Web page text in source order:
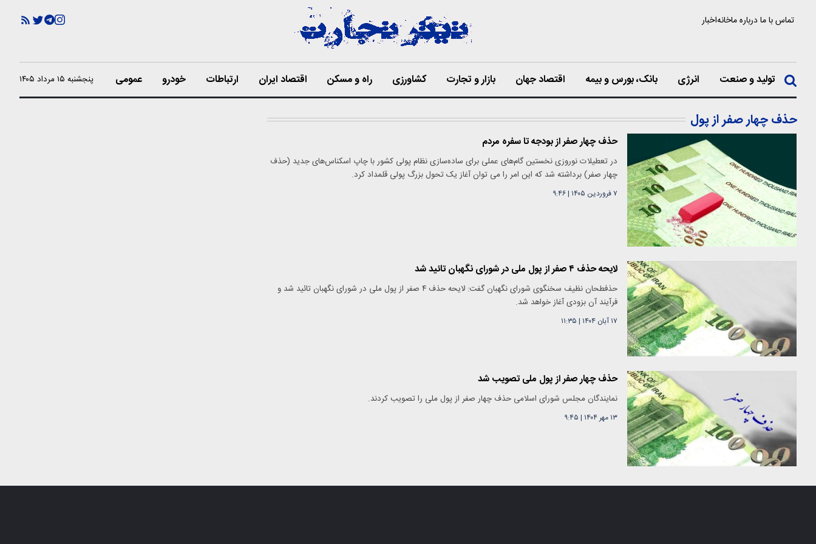
تماس با مادرباره ماخانهاخبار
تولید و صنعت انرژی بانک، بورس و بیمه اقتصاد جهان بازار و تجارت کشاورزی راه و مسکن اقتصاد ایران ارتباطات خودرو عمومی پنجشنبه ۱۵ مرداد ۱۴۰۵
حذف چهار صفر از پول
حذف چهار صفر از بودجه تا سفره مردم
در تعطیلات نوروزی نخستین گام‌های عملی برای ساده‌سازی نظام پولی کشور با چاپ اسکناس‌های جدید (حذف
چهار صفر) برداشته شد که این امر را می توان آغاز یک تحول بزرگ پولی قلمداد کرد.
۷ فروردین ۱۴۰۵ |۹:۴۶
لایحه حذف ۴ صفر از پول ملی در شورای نگهبان تائید شد
حذفطحان نظیف سخنگوی شورای نگهبان گفت: لایحه حذف ۴ صفر از پول ملی در شورای نگهبان تائید شد و
فرآیند آن بزودی آغاز خواهد شد.
۱۷ آبان ۱۴۰۴ | ۱۱:۳۵
حذف چهار صفر از پول ملی تصویب شد
نمایندگان مجلس شورای اسلامی حذف چهار صفر از پول ملی را تصویب کردند.
۱۳ مهر ۱۴۰۴ | ۹:۴۵